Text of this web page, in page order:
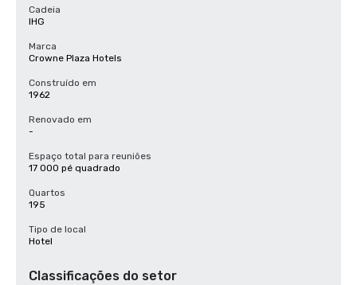
Cadeia
IHG
Marca
Crowne Plaza Hotels
Construído em
1962
Renovado em
-
Espaço total para reuniões
17 000 pé quadrado
Quartos
195
Tipo de local
Hotel
Classificações do setor